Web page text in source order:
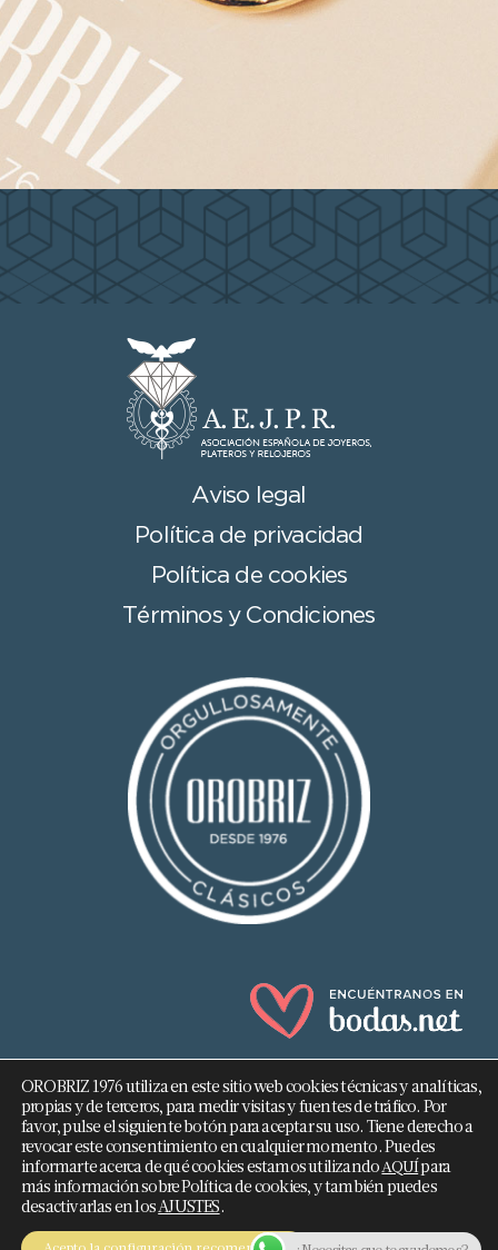
Aviso legal
Política de privacidad
Política de cookies
Términos y Condiciones
682 293 876
info@orobriz.es
OROBRIZ 1976 - 2026 ©
OROBRIZ 1976 utiliza en este sitio web cookies técnicas y analíticas,
propias y de terceros, para medir visitas y fuentes de tráfico. Por
favor, pulse el siguiente botón para aceptar su uso. Tiene derecho a
revocar este consentimiento en cualquier momento. Puedes
informarte acerca de qué cookies estamos utilizandoAQUÍpara
más información sobre Política de cookies, y también puedes
desactivarlas en losAJUSTES.